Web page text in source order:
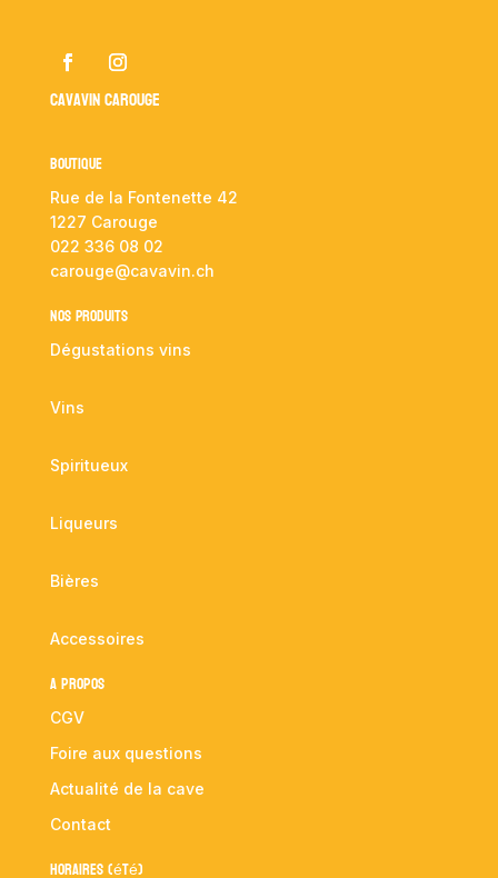
Cavavin Carouge
Boutique
Rue de la Fontenette 42
1227 Carouge
022 336 08 02
carouge@cavavin.ch
NOS PRODUITS
Dégustations vins
Vins
Spiritueux
Liqueurs
Bières
Accessoires
A propos
CGV
Foire aux questions
Actualité de la cave
Contact
Horaires (été)